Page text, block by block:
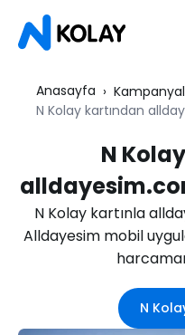
Anasayfa
N Kolay kartından
N
N Kolay kartınla
Alldayesim mobil
N